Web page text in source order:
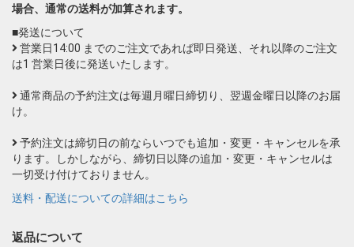
場合、通常の送料が加算されます。
■発送について
営業日14:00 までのご注文であれば即日発送、それ以降のご注文
は1 営業日後に発送いたします。
通常商品の予約注文は毎週月曜日締切り、翌週金曜日以降のお届
け。
予約注文は締切日の前ならいつでも追加・変更・キャンセルを承
ります。しかしながら、締切日以降の追加・変更・キャンセルは
一切受け付けておりません。
送料・配送についての詳細はこちら
返品について